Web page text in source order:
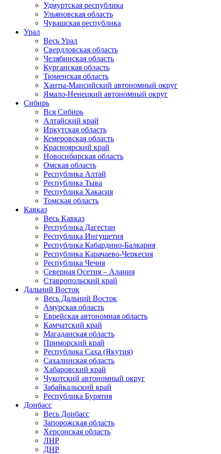
Удмуртская республика
Ульяновская область
Чувашская республика
Урал
Весь Урал
Свердловская область
Челябинская область
Курганская область
Тюменская область
Ханты-Мансийский автономный округ
Ямало-Ненецкий автономный округ
Сибирь
Вся Сибирь
Алтайский край
Иркутская область
Кемеровская область
Красноярский край
Новосибирская область
Омская область
Республика Алтай
Республика Тыва
Республика Хакасия
Томская область
Кавказ
Весь Кавказ
Республика Дагестан
Республика Ингушетия
Республика Кабардино-Балкария
Республика Карачаево-Черкесия
Республика Чечня
Северная Осетия – Алания
Ставропольский край
Дальний Восток
Весь Дальний Восток
Амурская область
Еврейская автономная область
Камчатский край
Магаданская область
Приморский край
Республика Саха (Якутия)
Сахалинская область
Хабаровский край
Чукотский автономный округ
Забайкальский край
Республика Бурятия
Донбасс
Весь Донбасс
Запорожская область
Херсонская область
ЛНР
ДНР